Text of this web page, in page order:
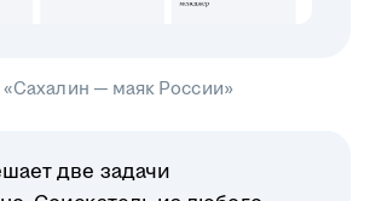
— маяк России»
две задачи